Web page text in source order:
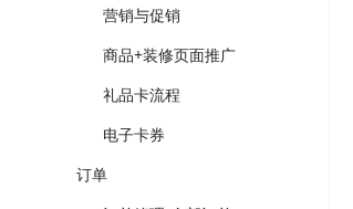
营销与促销
商品+装修页面推广
礼品卡流程
电子卡券
订单